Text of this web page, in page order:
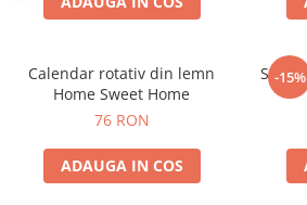
Calendar rotativ din lemn
Home Sweet Home
76 RON
ADAUGA IN COS
-15%